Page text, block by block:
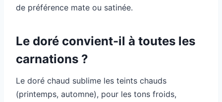
de préférence mate ou satinée.
Le doré convient-il à toutes les
carnations ?
Le doré chaud sublime les teints chauds
(printemps, automne), pour les tons froids,